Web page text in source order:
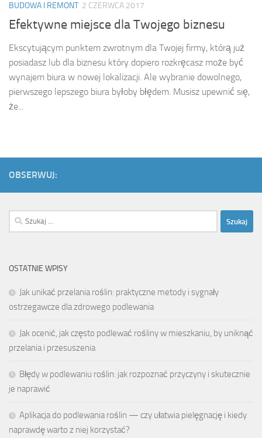
BUDOWA I REMONT 2 CZERWCA 2017
Efektywne miejsce dla Twojego biznesu
Ekscytującym punktem zwrotnym dla Twojej firmy, którą już
posiadasz lub dla biznesu który dopiero rozkręcasz może być
wynajem biura w nowej lokalizacji. Ale wybranie dowolnego,
pierwszego lepszego biura byłoby błędem. Musisz upewnić się,
że...
OBSERWUJ:
Szukaj:
OSTATNIE WPISY
Jak unikać przelania roślin: praktyczne metody i sygnały
ostrzegawcze dla zdrowego podlewania
Jak ocenić, jak często podlewać rośliny w mieszkaniu, by uniknąć
przelania i przesuszenia
Błędy w podlewaniu roślin: jak rozpoznać przyczyny i skutecznie
je naprawić
Aplikacja do podlewania roślin — czy ułatwia pielęgnację i kiedy
naprawdę warto z niej korzystać?